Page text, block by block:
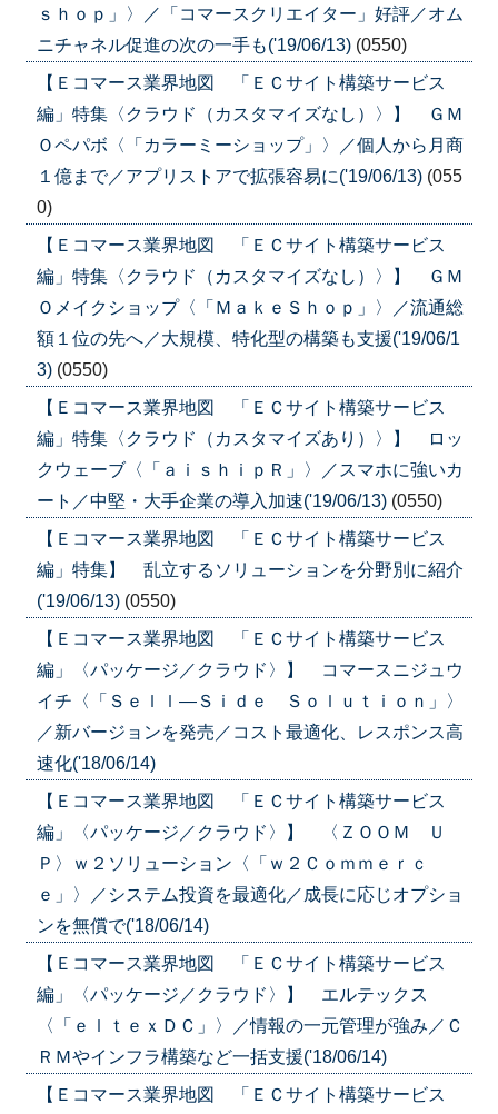
ｓｈｏｐ」〉／「コマースクリエイター」好評／オム
ニチャネル促進の次の一手も('19/06/13) (0550)
【Ｅコマース業界地図 「ＥＣサイト構築サービス
編」特集〈クラウド（カスタマイズなし）〉】 ＧＭ
Ｏペパボ〈「カラーミーショップ」〉／個人から月商
１億まで／アプリストアで拡張容易に('19/06/13) (055
0)
【Ｅコマース業界地図 「ＥＣサイト構築サービス
編」特集〈クラウド（カスタマイズなし）〉】 ＧＭ
Ｏメイクショップ〈「ＭａｋｅＳｈｏｐ」〉／流通総
額１位の先へ／大規模、特化型の構築も支援('19/06/1
3) (0550)
【Ｅコマース業界地図 「ＥＣサイト構築サービス
編」特集〈クラウド（カスタマイズあり）〉】 ロッ
クウェーブ〈「ａｉｓｈｉｐＲ」〉／スマホに強いカ
ート／中堅・大手企業の導入加速('19/06/13) (0550)
【Ｅコマース業界地図 「ＥＣサイト構築サービス
編」特集】 乱立するソリューションを分野別に紹介
('19/06/13) (0550)
【Ｅコマース業界地図 「ＥＣサイト構築サービス
編」〈パッケージ／クラウド〉】 コマースニジュウ
イチ〈「Ｓｅｌｌ—Ｓｉｄｅ Ｓｏｌｕｔｉｏｎ」〉
／新バージョンを発売／コスト最適化、レスポンス高
速化('18/06/14)
【Ｅコマース業界地図 「ＥＣサイト構築サービス
編」〈パッケージ／クラウド〉】 〈ＺＯＯＭ Ｕ
Ｐ〉ｗ２ソリューション〈「ｗ２Ｃｏｍｍｅｒｃ
ｅ」〉／システム投資を最適化／成長に応じオプショ
ンを無償で('18/06/14)
【Ｅコマース業界地図 「ＥＣサイト構築サービス
編」〈パッケージ／クラウド〉】 エルテックス
〈「ｅｌｔｅｘＤＣ」〉／情報の一元管理が強み／Ｃ
ＲＭやインフラ構築など一括支援('18/06/14)
【Ｅコマース業界地図 「ＥＣサイト構築サービス